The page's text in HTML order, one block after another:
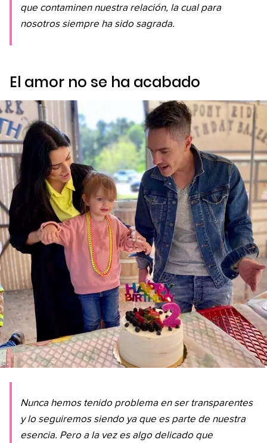
que contaminen nuestra relación, la cual para
nosotros siempre ha sido sagrada.
El amor no se ha acabado
Nunca hemos tenido problema en ser transparentes
y lo seguiremos siendo ya que es parte de nuestra
esencia. Pero a la vez es algo delicado que